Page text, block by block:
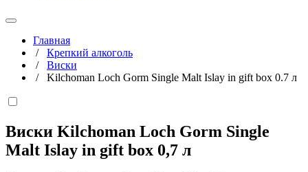
Главная
/ Крепкий алкоголь
/ Виски
/ Kilchoman Loch Gorm Single Malt Islay in gift box 0.7 л
Виски Kilchoman Loch Gorm Single
Malt Islay in gift box 0,7 л